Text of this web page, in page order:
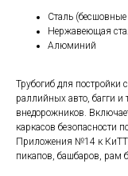
Сталь
Нержавеющая
Алюминий
Трубогиб для постройки
раллийных авто, багги
внедорожников.
каркасов
Приложения №14 к КиТТ
пикапов, башбаров, рам